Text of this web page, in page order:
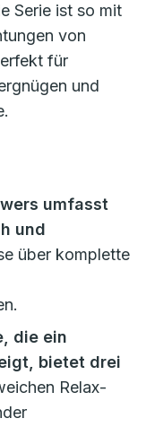
Serie ist so mit
von
für
und
umfasst
und
über komplette
die ein
bietet drei
Relax-